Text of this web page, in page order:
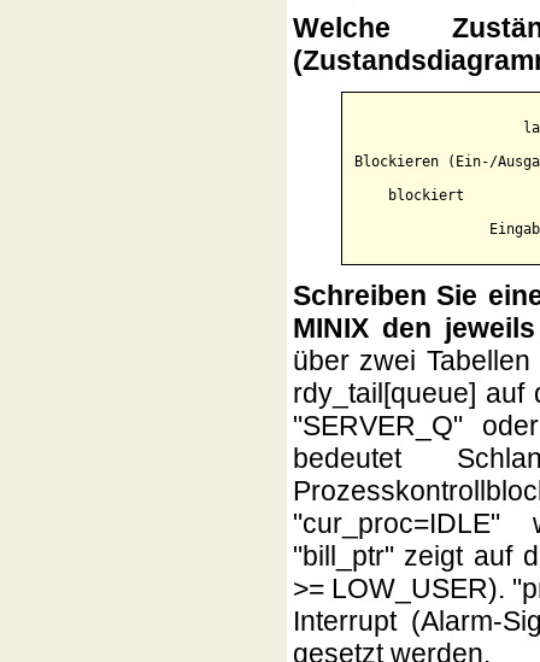
Welche
Blockieren (Ein-/
blockiert
Schreiben Sie
MINIX den
über zwei
rdy_tail[queue] auf
"SERVER_Q"
bedeutet
"cur_proc=IDLE"
"bill_ptr" zeigt auf
>= LOW_USER).
Interrupt (Alarm-
gesetzt werden.